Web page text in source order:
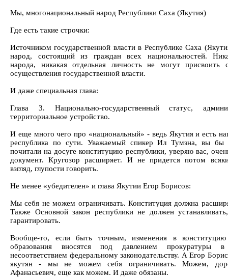
Мы, многонациональный народ Республики Саха (Якутия)
Где есть такие строчки:
Источником государственной власти в Республике Саха
народ, состоящий из граждан всех национальностей.
народа, никакая отдельная личность не могут присвоить
осуществления государственной власти.
И даже специальная глава:
Глава 3. Национально-государственный статус,
территориальное устройство.
И еще много чего про «национальный» - ведь Якутия и есть
республика по сути. Уважаемый спикер Ил Тумэна, вы бы
почитали на досуге конституцию республики, уверяю вас,
документ. Кругозор расширяет. И не придется потом
взгляд, глупости говорить.
Не менее «убедителен» и глава Якутии Егор Борисов:
Мы себя не можем ограничивать. Конституция должна
Также Основной закон республики не должен
гарантировать.
Вообще-то, если быть точным, изменения в
образования вносятся под давлением прокуратуры
несоответствием федеральному законодательству. А Егор
якутян - мы не можем себя ограничивать. Можем,
Афанасьевич, еще как можем. И даже обязаны.